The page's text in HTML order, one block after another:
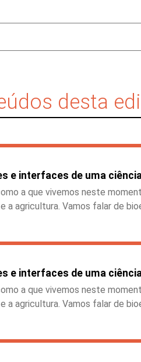
desta
e interfaces de uma
a que vivemos neste
a agricultura. Vamos falar de
e interfaces de uma
a que vivemos neste
a agricultura. Vamos falar de